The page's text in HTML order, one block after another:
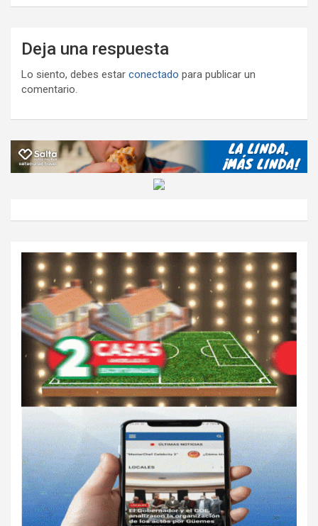
Deja una respuesta
Lo siento, debes estar conectado para publicar un
comentario.